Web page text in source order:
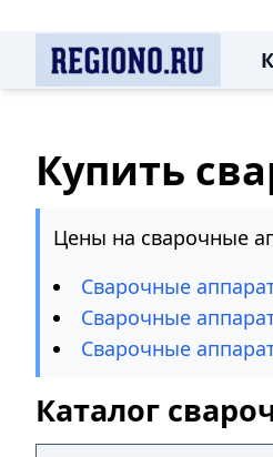
Купить
Цены на сварочные
Сварочные
Сварочные
Сварочные
Каталог